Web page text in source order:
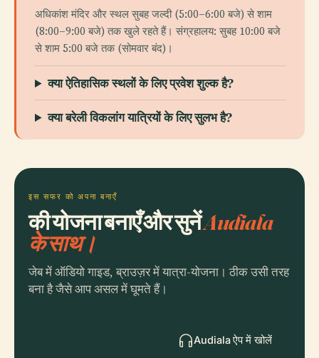
अधिकांश मंदिर और स्थल सुबह जल्दी (5:00–6:00 बजे) से शाम
(8:00–9:00 बजे) तक खुले रहते हैं। संग्रहालय: सुबह 10:00 बजे
से शाम 5:00 बजे तक (सोमवार बंद)।
क्या ऐतिहासिक स्थलों के लिए प्रवेश शुल्क है?
क्या बरेली विकलांग यात्रियों के लिए सुलभ है?
इस सफर को अपना बनाएँ
की योजना बनाएँ और सुनेंAudiala
के साथ।
जेब में ऑडियो गाइड, ब्राउज़र में यात्रा-योजना। ठीक उसी तरह
बना है जैसे आप असल में घूमते हैं।
Audiala ऐप में खोलें